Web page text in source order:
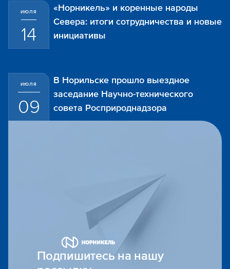
ИЮЛЯ
14
«Норникель» и коренные народы
Севера: итоги сотрудничества и новые
инициативы
ИЮЛЯ
09
В Норильске прошло выездное
заседание Научно-технического
совета Росприроднадзора
Подпишитесь на нашу